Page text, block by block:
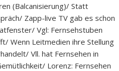
(Balcanisierung)/ Statt
Zapp-live TV gab es schon
Vgl: Fernsehstuben
Wenn Leitmedien ihre Stellung
Vll. hat Fernsehen in
Lorenz: Fernsehen